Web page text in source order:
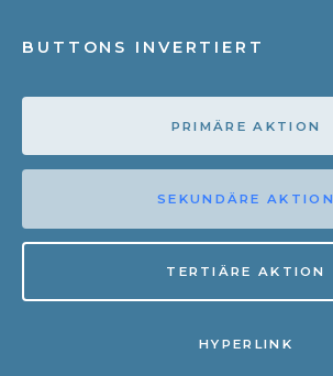
BUTTONS INVERTIERT
PRIMÄRE AKTION
SEKUNDÄRE AKTION
TERTIÄRE AKTION
HYPERLINK